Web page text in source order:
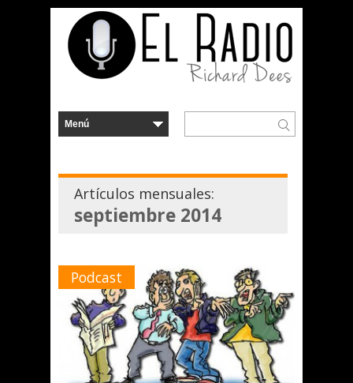
Artículos mensuales:
septiembre 2014
Podcast